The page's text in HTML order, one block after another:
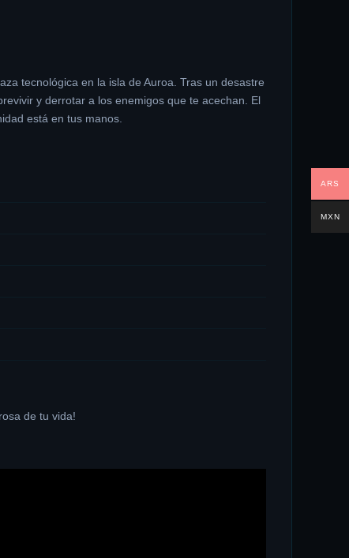
tecnológica en la isla de Auroa. Tras un desastre
y derrotar a los enemigos que te acechan. El
está en tus manos.
de tu vida!
ARS
MXN